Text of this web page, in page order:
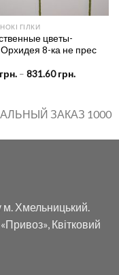
ГІЛКИ
цветы-
Орхидея 8-ка не прес
грн. – 831.60грн.Price
831.60
ЗАКАЗ 1000
м. Хмельницький.
Квітковий